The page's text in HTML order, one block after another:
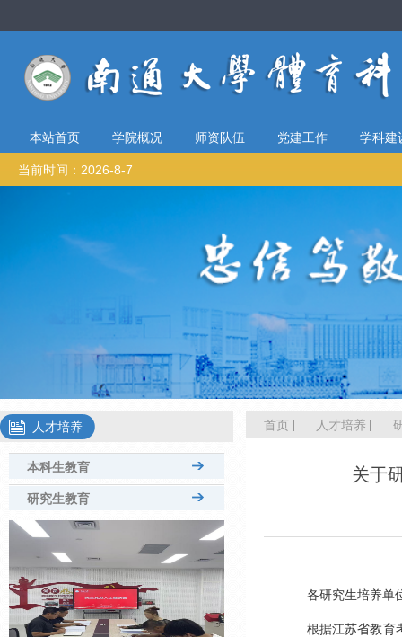
本站首页 学院概况 师资队伍 党建工作 学科建
当前时间：2026-8-7
人才培养
本科生教育
研究生教育
硕导名单
培养工作
思政工作
学位工作
首页 人才培养
关于
各研究生培养单
根据江苏省教育